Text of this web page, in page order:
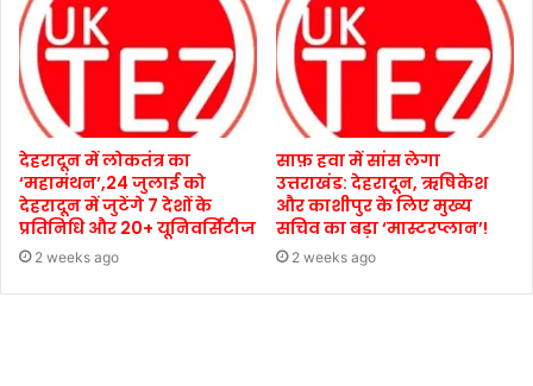
देहरादून में लोकतंत्र का
‘महामंथन’,24 जुलाई को
देहरादून में जुटेंगे 7 देशों के
प्रतिनिधि और 20+ यूनिवर्सिटीज
2 weeks ago
साफ़ हवा में सांस लेगा
उत्तराखंड: देहरादून, ऋषिकेश
और काशीपुर के लिए मुख्य
सचिव का बड़ा ‘मास्टरप्लान’!
2 weeks ago